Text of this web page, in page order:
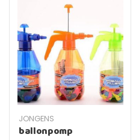
JONGENS
ballonpomp